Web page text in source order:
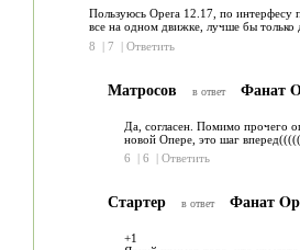
Пользуюсь Opera 12.17, по интерфесу
все на одном движке, лучше бы
8
| 7 | Ответить
Матросов в ответ Фанат
Да, согласен. Помимо прочего
новой Опере, это шаг
6
| 6 | Ответить
Стартер в ответ Фанат
+1